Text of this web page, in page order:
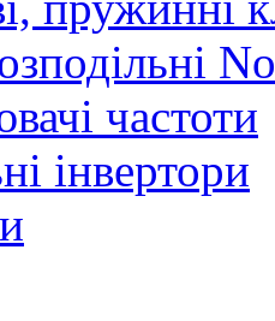
частоти
інвертори